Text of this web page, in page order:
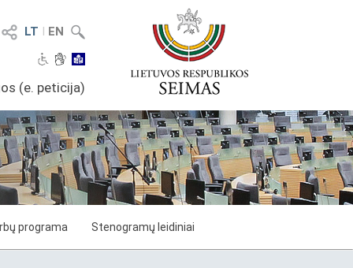
LT I EN
(e. peticija)
programa Stenogramų leidiniai